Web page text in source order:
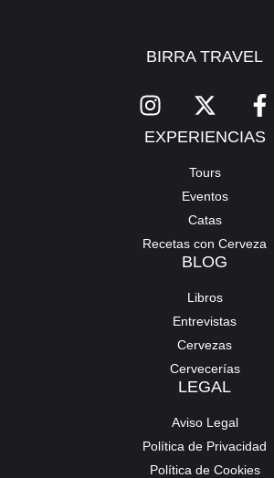
BIRRA TRAVEL
EXPERIENCIAS
Tours
Eventos
Catas
Recetas con Cerveza
BLOG
Libros
Entrevistas
Cervezas
Cervecerías
LEGAL
Aviso Legal
Política de Privacidad
Política de Cookies